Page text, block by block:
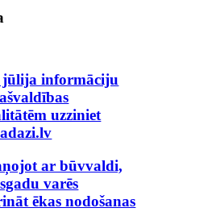
jūlija informāciju
uzziniet
ar būvvaldi,
varēs
ēkas nodošanas